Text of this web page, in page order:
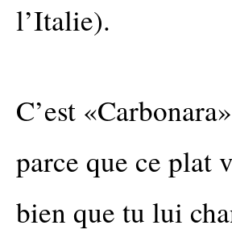
l’Italie).
C’est
parce que ce plat
bien que tu lui